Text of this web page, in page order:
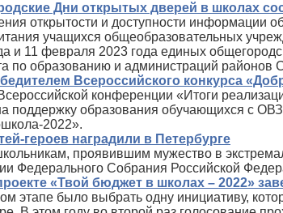
Дни открытых дверей в школах
открытости и доступности информации
учащихся общеобразовательных
и 11 февраля 2023 года единых
по образованию и администраций районов
Всероссийского конкурса
конференции «Итоги
поддержку образования обучающихся с
2022».
героев наградили в Петербурге
проявившим мужество в
Федерального Собрания Российской
«Твой бюджет в школах – 2022»
этапе было выбрать одну инициативу,